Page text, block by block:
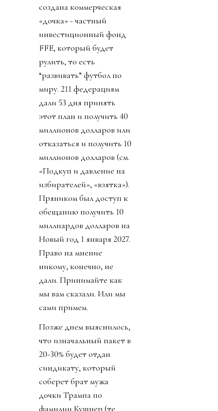
создана коммерческая
«дочка» - частный
инвестиционный фонд
FFE, который будет
рулить, то есть
“развивать” футбол по
миру. 211 федерациям
дали 53 дня принять
этот план и получить 40
миллионов долларов или
отказаться и получить 10
миллионов долларов (см.
«Подкуп и давление на
избирателей», «взятка»).
Пряником был доступ к
обещанию получить 10
миллиардов долларов на
Новый год 1 января 2027.
Право на мнение
никому, конечно, не
дали. Принимайте как
мы вам сказали. Или мы
сами примем.
Позже днем выяснилось,
что изначальный пакет в
20-30% будет отдан
синдикату, который
соберет брат мужа
дочки Трампа по
фамилии Кушнер (те